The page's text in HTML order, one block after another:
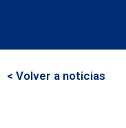
< Volver a noticias